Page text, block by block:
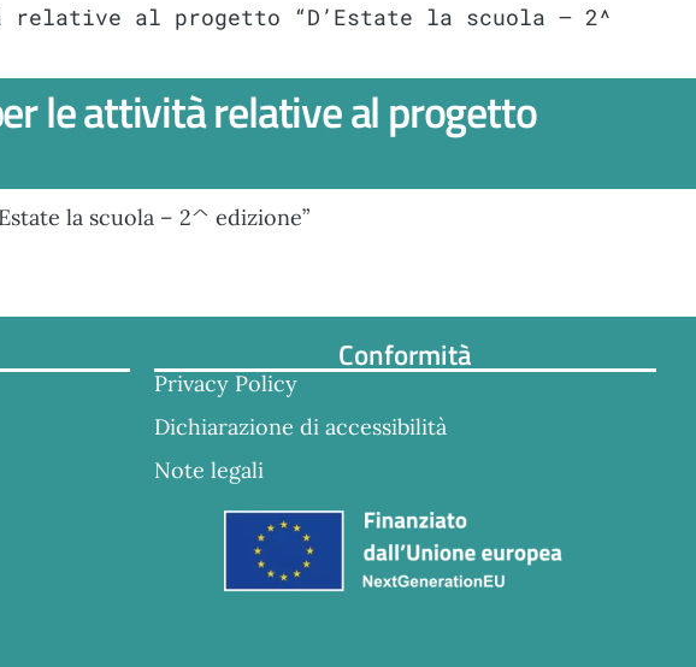
al progetto “D’Estate la scuola – 2^
le attività relative al progetto
la scuola – 2^ edizione”
Conformità
Privacy Policy
Dichiarazione di accessibilità
Note legali